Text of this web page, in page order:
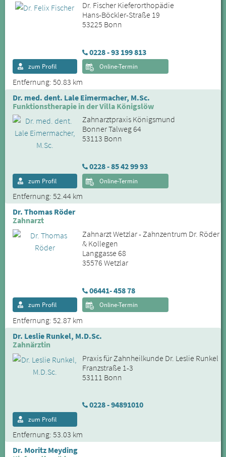
Dr. Fischer Kieferorthopädie
Hans-Böckler-Straße 19
53225 Bonn
0228 - 93 199 813
Entfernung: 50.83 km
zum Profil Online-Termin
Dr. med. dent. Lale Eimermacher, M.Sc.
Funktionstherapie in der Villa Königslöw
Zahnarztpraxis Königsmund
Bonner Talweg 64
53113 Bonn
0228 - 85 42 99 93
Entfernung: 52.44 km
zum Profil Online-Termin
Dr. Thomas Röder
Zahnarzt
Zahnarzt Wetzlar - Zahnzentrum Dr. Röder
& Kollegen
Langgasse 68
35576 Wetzlar
06441- 458 78
Entfernung: 52.87 km
zum Profil Online-Termin
Dr. Leslie Runkel, M.D.Sc.
Zahnärztin
Praxis für Zahnheilkunde Dr. Leslie Runkel
Franzstraße 1-3
53111 Bonn
0228 - 94891010
Entfernung: 53.03 km
zum Profil
Dr. Moritz Meyding